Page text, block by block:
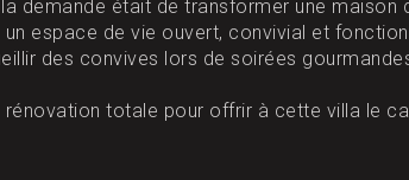
demande était de transformer une maison
espace de vie ouvert, convivial et
des convives lors de soirées
rénovation totale pour offrir à cette villa le